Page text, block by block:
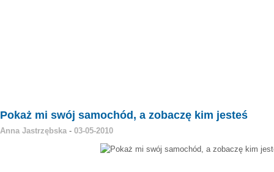
Pokaż mi swój samochód, a zobaczę kim jesteś
Anna Jastrzębska - 03-05-2010